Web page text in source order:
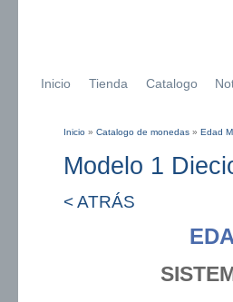
Inicio Tienda Catalogo
Inicio » Catalogo de monedas » Edad
Modelo 1
< ATRÁS